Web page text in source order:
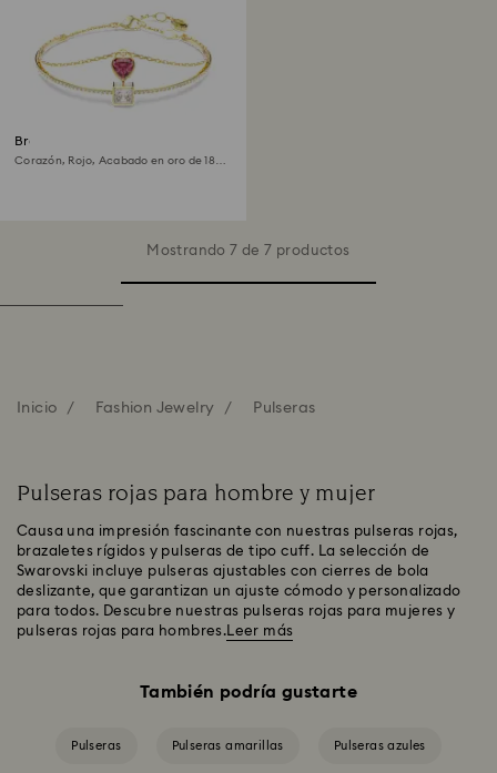
Brazalete Chroma
Corazón, Rojo, Acabado en oro de 18
Mostrando 7 de 7 productos
Inicio Fashion Jewelry Pulseras
Pulseras rojas para hombre y mujer
Causa una impresión fascinante con nuestras pulseras rojas,
brazaletes rígidos y pulseras de tipo cuff. La selección de
Swarovski incluye pulseras ajustables con cierres de bola
deslizante, que garantizan un ajuste cómodo y personalizado
para todos. Descubre nuestras pulseras rojas para mujeres y
pulseras rojas para hombres.Leer más
También podría gustarte
Pulseras Pulseras amarillas Pulseras azules